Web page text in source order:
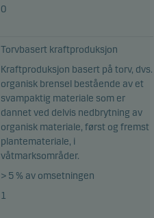
0
Torvbasert kraftproduksjon
Kraftproduksjon basert på torv, dvs.
organisk brensel bestående av et
svampaktig materiale som er
dannet ved delvis nedbrytning av
organisk materiale, først og fremst
plantemateriale, i
våtmarksområder.
> 5 % av omsetningen
1